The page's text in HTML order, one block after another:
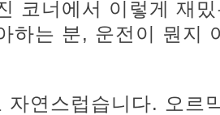
코너에서 이렇게 재
하는 분, 운전이 뭔지
자연스럽습니다. 오르